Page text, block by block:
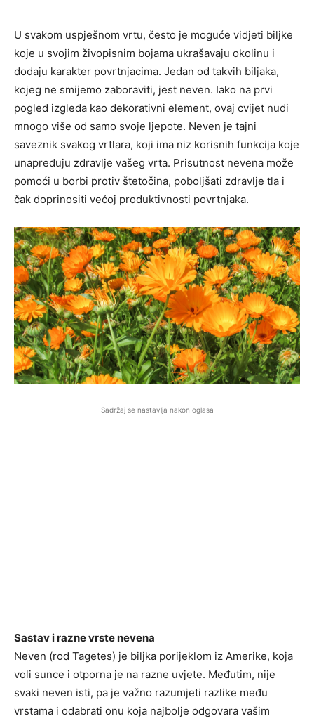
U svakom uspješnom vrtu, često je moguće vidjeti biljke
koje u svojim živopisnim bojama ukrašavaju okolinu i
dodaju karakter povrtnjacima. Jedan od takvih biljaka,
kojeg ne smijemo zaboraviti, jest neven. Iako na prvi
pogled izgleda kao dekorativni element, ovaj cvijet nudi
mnogo više od samo svoje ljepote. Neven je tajni
saveznik svakog vrtlara, koji ima niz korisnih funkcija koje
unapređuju zdravlje vašeg vrta. Prisutnost nevena može
pomoći u borbi protiv štetočina, poboljšati zdravlje tla i
čak doprinositi većoj produktivnosti povrtnjaka.
Sadržaj se nastavlja nakon oglasa
Sastav i razne vrste nevena
Neven (rod Tagetes) je biljka porijeklom iz Amerike, koja
voli sunce i otporna je na razne uvjete. Međutim, nije
svaki neven isti, pa je važno razumjeti razlike među
vrstama i odabrati onu koja najbolje odgovara vašim